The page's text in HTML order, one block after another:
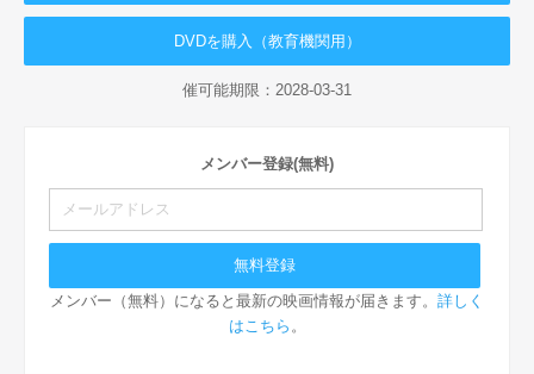
DVDを購入（教育機関用）
催可能期限：2028-03-31
メンバー登録(無料)
メンバー（無料）になると最新の映画情報が届きます。 詳しく
はこちら 。